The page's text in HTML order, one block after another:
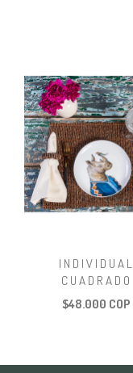
INDIVIDUAL
CUADRADO
$48.000 COP